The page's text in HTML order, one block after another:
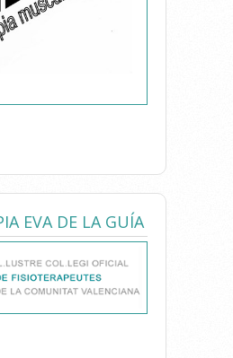
MANUAL
EVA DE LA GUÍA